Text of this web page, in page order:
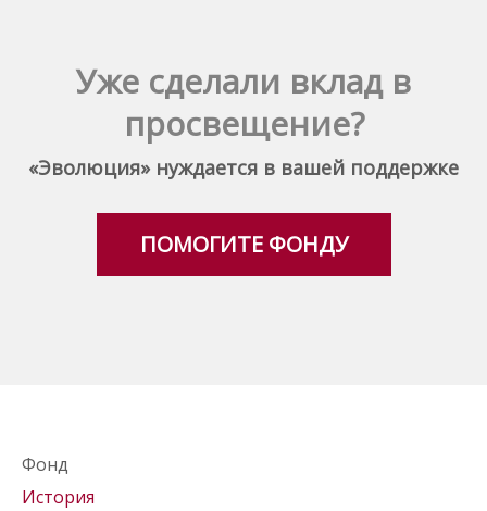
Уже сделали вклад в
просвещение?
«Эволюция» нуждается в вашей поддержке
ПОМОГИТЕ ФОНДУ
Фонд
История